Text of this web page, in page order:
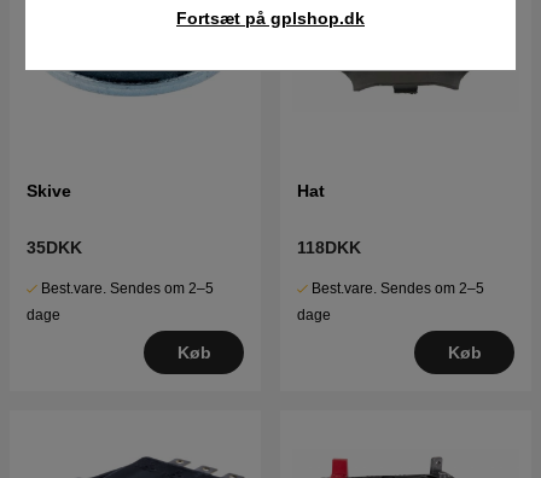
Fortsæt på gplshop.dk
Skive
35DKK
Best.vare. Sendes om 2–5
dage
Køb
Hat
118DKK
Best.vare. Sendes om 2–5
dage
Køb